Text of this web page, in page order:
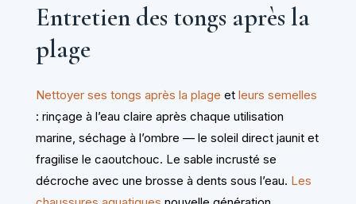
Entretien des tongs après la
plage
Nettoyer ses tongs après la plage et leurs semelles
: rinçage à l’eau claire après chaque utilisation
marine, séchage à l’ombre — le soleil direct jaunit et
fragilise le caoutchouc. Le sable incrusté se
décroche avec une brosse à dents sous l’eau. Les